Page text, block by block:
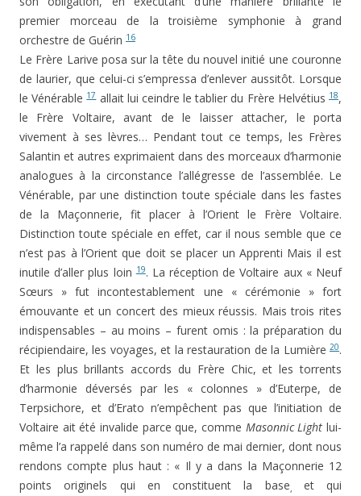
premier morceau de la troisième symphonie à grand
orchestre de Guérin 16
Le Frère Larive posa sur la tête du nouvel initié une couronne
de laurier, que celui-ci s’empressa d’enlever aussitôt. Lorsque
le Vénérable17allait lui ceindre le tablier du Frère Helvé­tius18,
le Frère Voltaire, avant de le laisser attacher, le porta
vivement à ses lèvres… Pendant tout ce temps, les Frères
Salantin et autres exprimaient dans des morceaux d’harmonie
analogues à la circonstance l’allégresse de l’as­semblée. Le
Vénérable, par une distinction toute spéciale dans les fastes
de la Maçonnerie, fit placer à l’Orient le Frère Voltaire.
Distinction toute spéciale en effet, car il nous semble que ce
n’est pas à l’Orient que doit se placer un Apprenti Mais il est
inutile d’aller plus loin19. La récep­tion de Voltaire aux « Neuf
Sœurs » fut incontestablement une « cérémonie » fort
émouvante et un concert des mieux réussis. Mais trois rites
indispensables – au moins – furent omis : la préparation du
récipiendaire, les voyages, et la restauration de la Lumière 20.
Et les plus brillants accords du Frère Chic, et les torrents
d’harmonie déversés par les « colonnes » d’Euterpe, de
Terpsichore, et d’Erato n’empêchent pas que l’initiation de
Voltaire ait été invalide parce que, comme Masonnic Light lui-
même l’a rappelé dans son numéro de mai dernier, dont nous
rendons compte plus haut : « Il y a dans la Maçonnerie 12
points originels qui en constituent la base, et qui